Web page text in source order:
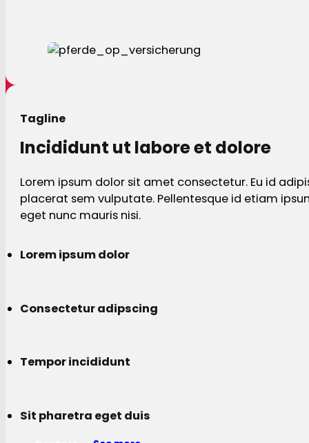
Tagline
Incididunt ut labore et dolore
Lorem ipsum dolor sit amet consectetur. Eu id
placerat sem vulputate. Pellentesque id etiam
eget nunc mauris nisi.
Lorem ipsum dolor
Consectetur adipscing
Tempor incididunt
Sit pharetra eget duis